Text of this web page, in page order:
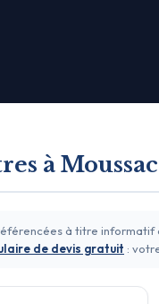
à Moussac
à titre
de devis gratuit :